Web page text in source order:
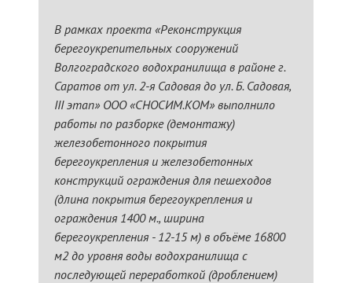
В рамках проекта «Реконструкция
берегоукрепительных сооружений
Волгоградского водохранилища в районе г.
Саратов от ул. 2-я Садовая до ул. Б. Садовая,
III этап» ООО «СНОСИМ.КОМ» выполнило
работы по разборке (демонтажу)
железобетонного покрытия
берегоукрепления и железобетонных
конструкций ограждения для пешеходов
(длина покрытия берегоукрепления и
ограждения 1400 м., ширина
берегоукрепления - 12-15 м) в объёме 16800
м2 до уровня воды водохранилища с
последующей переработкой (дроблением)